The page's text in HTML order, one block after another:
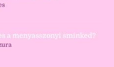
a menyasszonyi sminked?